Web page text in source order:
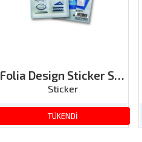
TÜKENDİ
Folia Design Sticker Set
1 Tüm Yıl
Sticker
143.03 TL